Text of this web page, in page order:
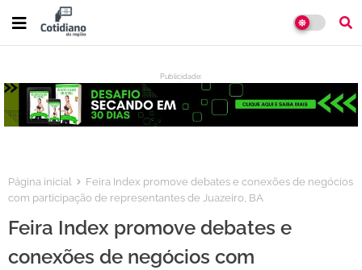
Publicidade:
:
Página inicial
Feira Index promove debates e conexões de negócios
com participação de representantes de Juazeiro, BA
Feira Index promove debates e
conexões de negócios com